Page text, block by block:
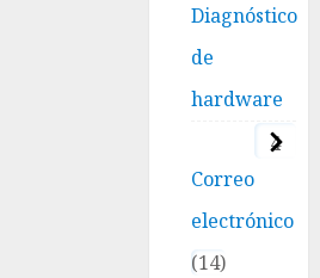
Diagnóstico
de
hardware
4
Correo
electrónico
14